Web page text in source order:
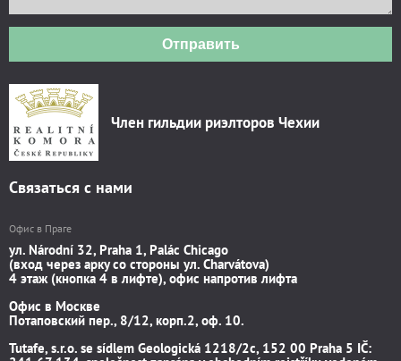
Отправить
Член гильдии риэлторов Чехии
Связаться с нами
Офис в Праге
ул. Národní 32, Praha 1, Palác Chicago
(вход через арку со стороны ул. Charvátova)
4 этаж (кнопка 4 в лифте), офис напротив лифта
Офис в Москве
Потаповский пер., 8/12, корп.2, оф. 10.
Tutafe, s.r.o. se sídlem Geologická 1218/2c, 152 00 Praha 5 IČ: